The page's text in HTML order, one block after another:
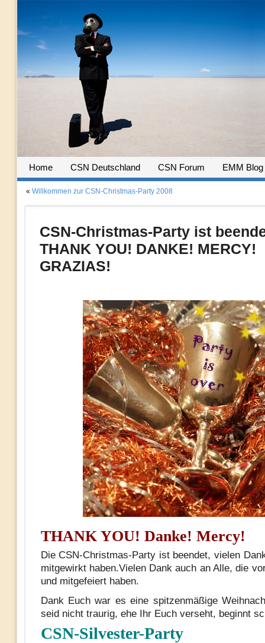
Home CSN Deutschland CSN Forum EMM Blog
« Willkommen zur CSN-Christmas-Party 2008
CSN-Christmas-Party ist
THANK YOU! DANKE! MERCY!
GRAZIAS!
THANK YOU! Danke! Mercy!
Die CSN-Christmas-Party ist beendet, vielen
mitgewirkt haben.Vielen Dank auch an Alle, die
und mitgefeiert haben.
Dank Euch war es eine spitzenmäßige
seid nicht traurig, ehe Ihr Euch verseht, beginnt
CSN-Silvester-Party